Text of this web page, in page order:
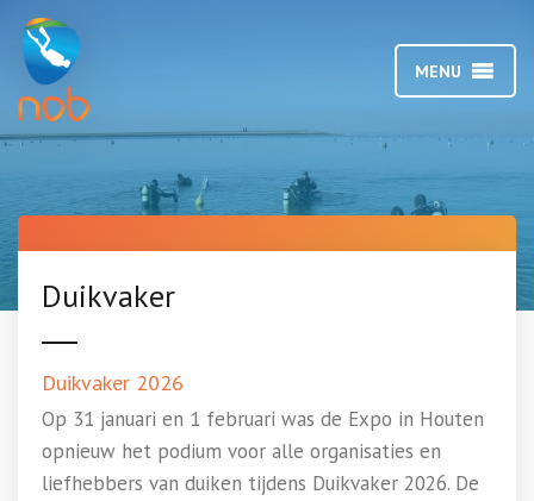
MENU
Duikvaker
Duikvaker 2026
Op 31 januari en 1 februari was de Expo in Houten
opnieuw het podium voor alle organisaties en
liefhebbers van duiken tijdens Duikvaker 2026. De